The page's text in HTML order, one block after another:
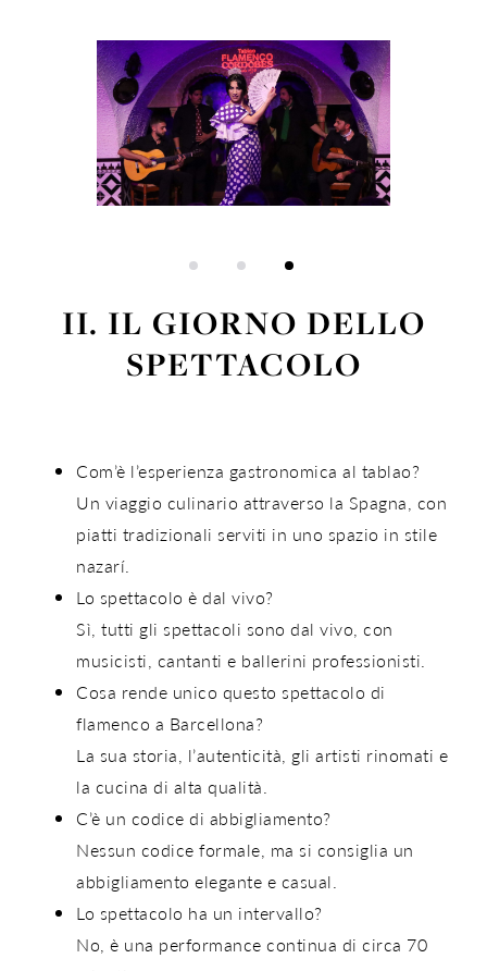
II. IL GIORNO DELLO
SPETTACOLO
Com’è l’esperienza gastronomica al tablao?
Un viaggio culinario attraverso la Spagna, con
piatti tradizionali serviti in uno spazio in stile
nazarí.
Lo spettacolo è dal vivo?
Sì, tutti gli spettacoli sonodal vivo, con
musicisti, cantanti e ballerini professionisti.
Cosa rende unico questo spettacolo di
flamenco a Barcellona?
La sua storia, l’autenticità, gli artisti rinomati e
la cucina di alta qualità.
C’è un codice di abbigliamento?
Nessun codice formale, ma si consiglia un
abbigliamentoelegante e casual.
Lo spettacolo ha un intervallo?
No, è una performance continua di circa 70